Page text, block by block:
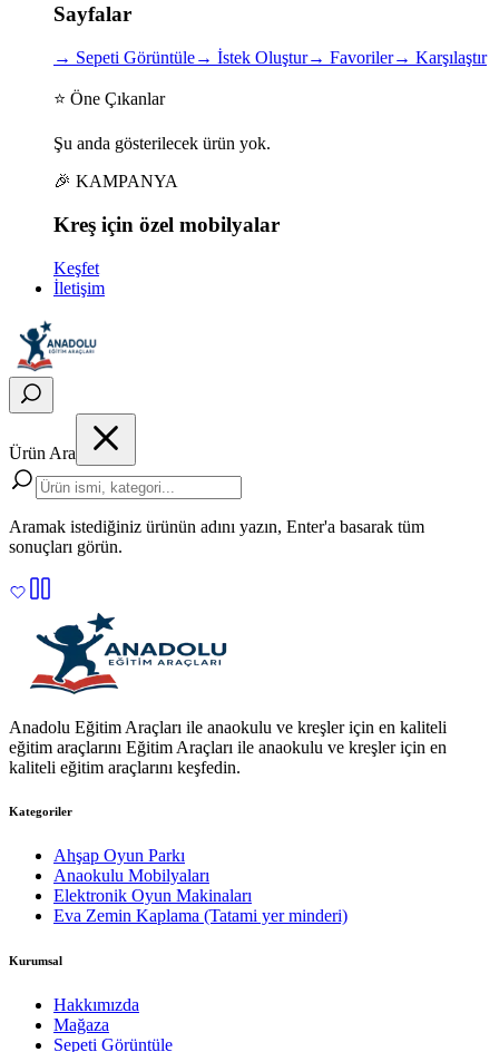
Sayfalar
→ Sepeti Görüntüle→ İstek Oluştur→ Favoriler→ Karşılaştır
⭐ Öne Çıkanlar
Şu anda gösterilecek ürün yok.
🎉 KAMPANYA
Kreş için özel mobilyalar
Keşfet
İletişim
Ürün Ara
Aramak istediğiniz ürünün adını yazın, Enter'a basarak tüm
sonuçları görün.
Anadolu Eğitim Araçları ile anaokulu ve kreşler için en kaliteli
eğitim araçlarını Eğitim Araçları ile anaokulu ve kreşler için en
kaliteli eğitim araçlarını keşfedin.
Kategoriler
Ahşap Oyun Parkı
Anaokulu Mobilyaları
Elektronik Oyun Makinaları
Eva Zemin Kaplama (Tatami yer minderi)
Kurumsal
Hakkımızda
Mağaza
Sepeti Görüntüle